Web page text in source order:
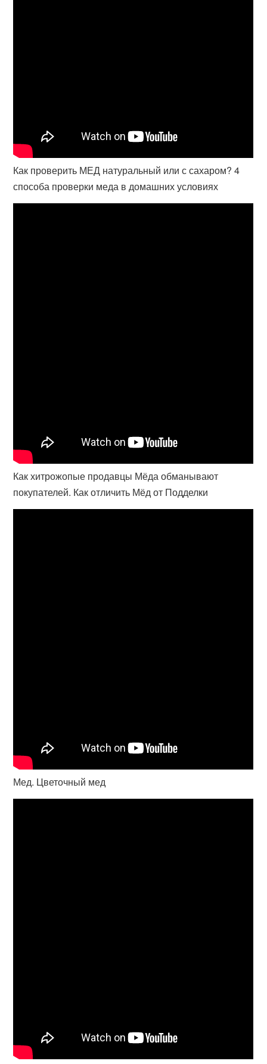
Как проверить МЕД натуральный или с сахаром? 4
способа проверки меда в домашних условиях
Как хитрожопые продавцы Мёда обманывают
покупателей. Как отличить Мёд от Подделки
Мед. Цветочный мед